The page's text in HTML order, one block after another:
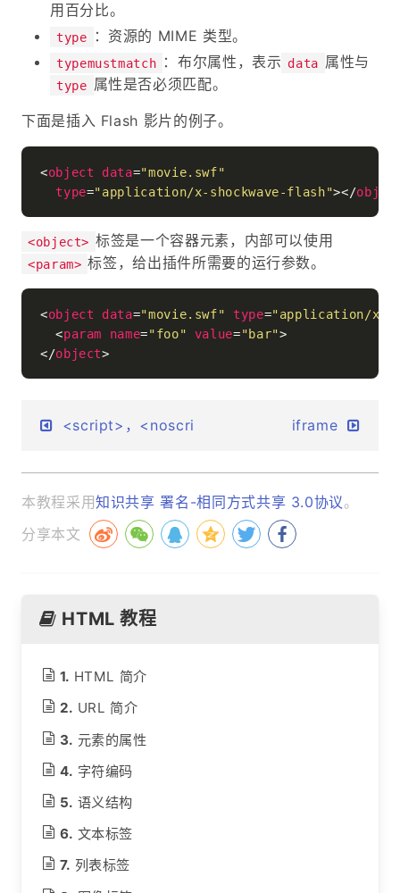
用百分比。
type ：资源的 MIME 类型。
typemustmatch ：布尔属性，表示 data 属性与
type 属性是否必须匹配。
下面是插入 Flash 影片的例子。
<object data="movie.swf"
type="application/x-shockwave-flash"></
<object> 标签是一个容器元素，内部可以使用
<param> 标签，给出插件所需要的运行参数。
<object data="movie.swf" type="application/x-
<param name="foo" value="bar">
</object>
<script>，<noscript> iframe
本教程采用知识共享 署名-相同方式共享 3.0协议。
分享本文
HTML 教程
HTML 简介
URL 简介
元素的属性
字符编码
语义结构
文本标签
列表标签